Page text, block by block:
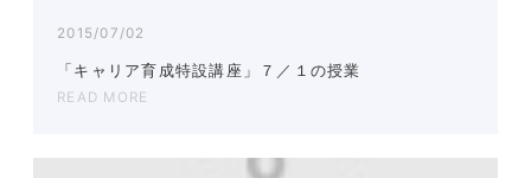
2015/07/02
「キャリア育成特設講座」７／１の授業
READ MORE